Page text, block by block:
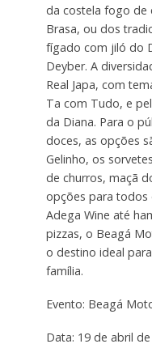
da costela fogo de
Brasa, ou dos
fígado com jiló do
Deyber. A
Real Japa, com
Ta com Tudo, e
da Diana. Para o
doces, as opções
Gelinho, os
de churros, maçã
opções para todos
Adega Wine até
pizzas, o Beagá
o destino ideal
família.
Evento: Beagá
Data: 19 de abril